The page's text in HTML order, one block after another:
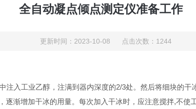
全自动凝点倾点测定仪准备工作
更新时间：2023-10-08 点击次数：1244
注入工业乙醇，注满到器内深度的2/3处。然后将细块的干
逐渐增加干冰的用量。每次加入干冰时，应注意搅拌,不使